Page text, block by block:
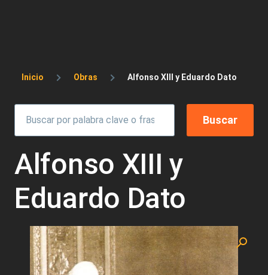
Sobrescribir enlaces de ayuda a la
Inicio Obras Alfonso XIII y Eduardo Dato
Alfonso XIII y
Eduardo Dato